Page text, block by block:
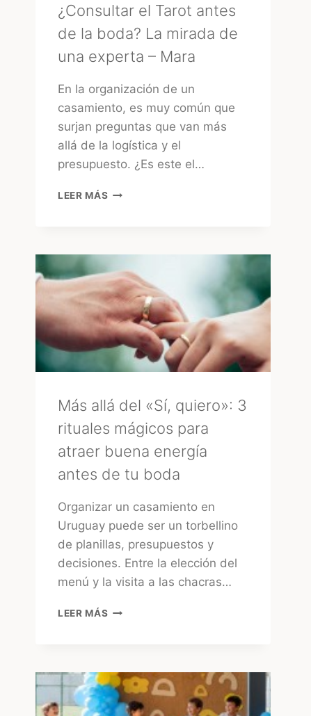
¿Consultar el Tarot antes
de la boda? La mirada de
una experta – Mara
En la organización de un
casamiento, es muy común que
surjan preguntas que van más
allá de la logística y el
presupuesto. ¿Es este el…
LEER MÁS ¿CONSULTAR
BODA?
LA
MIRADA
DE
UNA
EXPERTA
Más allá del «Sí, quiero»: 3
rituales mágicos para
atraer buena energía
antes de tu boda
Organizar un casamiento en
Uruguay puede ser un torbellino
de planillas, presupuestos y
decisiones. Entre la elección del
menú y la visita a las chacras…
LEER MÁS MÁS
3
RITUALES
MÁGICOS